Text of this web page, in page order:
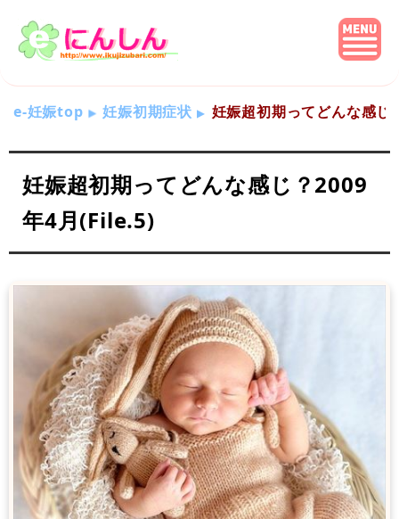
e-妊娠top 妊娠初期症状 妊娠超初期ってどんな感
妊娠超初期ってどんな感じ？2009
年4月(File.5)